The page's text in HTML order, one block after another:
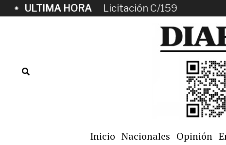
ULTIMA HORA Licitación C/159
Inicio Nacionales Opinión